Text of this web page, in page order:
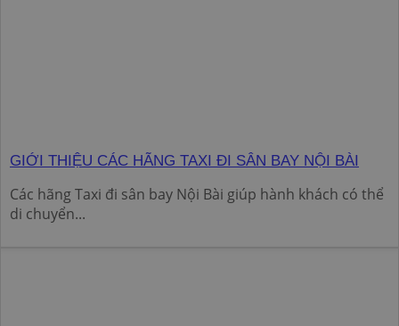
GIỚI THIỆU CÁC HÃNG TAXI ĐI SÂN BAY NỘI BÀI
Các hãng Taxi đi sân bay Nội Bài giúp hành khách có thể
di chuyển...